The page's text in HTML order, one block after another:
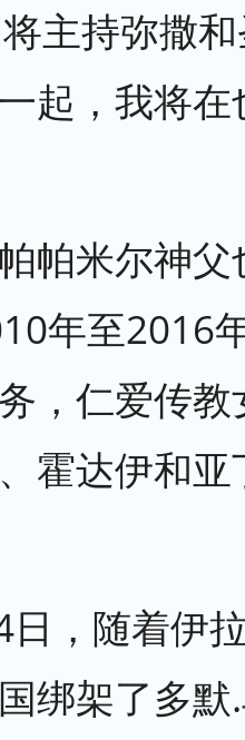
主持弥撒
起，我将
帕米尔神
年至2016
，仁爱传
霍达伊和
，随着伊
绑架了多默